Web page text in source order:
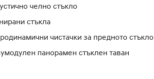
челно стъкло
стъкла
чистачки за предното стъкло
панорамен стъклен таван